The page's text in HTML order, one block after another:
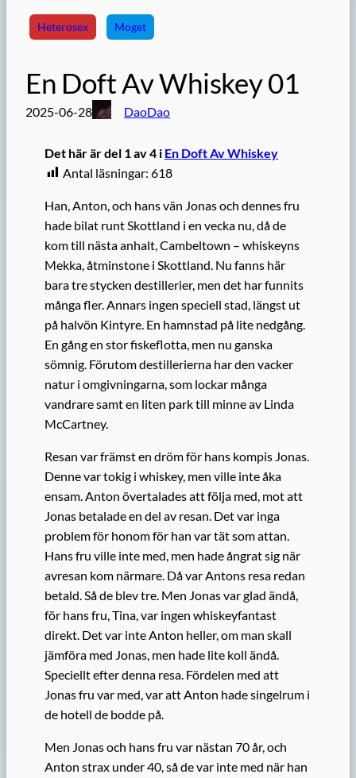
Heterosex Moget
En Doft Av Whiskey 01
2025-06-28 DaoDao
Det här är del 1 av 4 i En Doft Av Whiskey
Antal läsningar: 618
Han, Anton, och hans vän Jonas och dennes fru
hade bilat runt Skottland i en vecka nu, då de
kom till nästa anhalt, Cambeltown – whiskeyns
Mekka, åtminstone i Skottland. Nu fanns här
bara tre stycken destillerier, men det har funnits
många fler. Annars ingen speciell stad, längst ut
på halvön Kintyre. En hamnstad på lite nedgång.
En gång en stor fiskeflotta, men nu ganska
sömnig. Förutom destillerierna har den vacker
natur i omgivningarna, som lockar många
vandrare samt en liten park till minne av Linda
McCartney.
Resan var främst en dröm för hans kompis Jonas.
Denne var tokig i whiskey, men ville inte åka
ensam. Anton övertalades att följa med, mot att
Jonas betalade en del av resan. Det var inga
problem för honom för han var tät som attan.
Hans fru ville inte med, men hade ångrat sig när
avresan kom närmare. Då var Antons resa redan
betald. Så de blev tre. Men Jonas var glad ändå,
för hans fru, Tina, var ingen whiskeyfantast
direkt. Det var inte Anton heller, om man skall
jämföra med Jonas, men hade lite koll ändå.
Speciellt efter denna resa. Fördelen med att
Jonas fru var med, var att Anton hade singelrum i
de hotell de bodde på.
Men Jonas och hans fru var nästan 70 år, och
Anton strax under 40, så de var inte med när han